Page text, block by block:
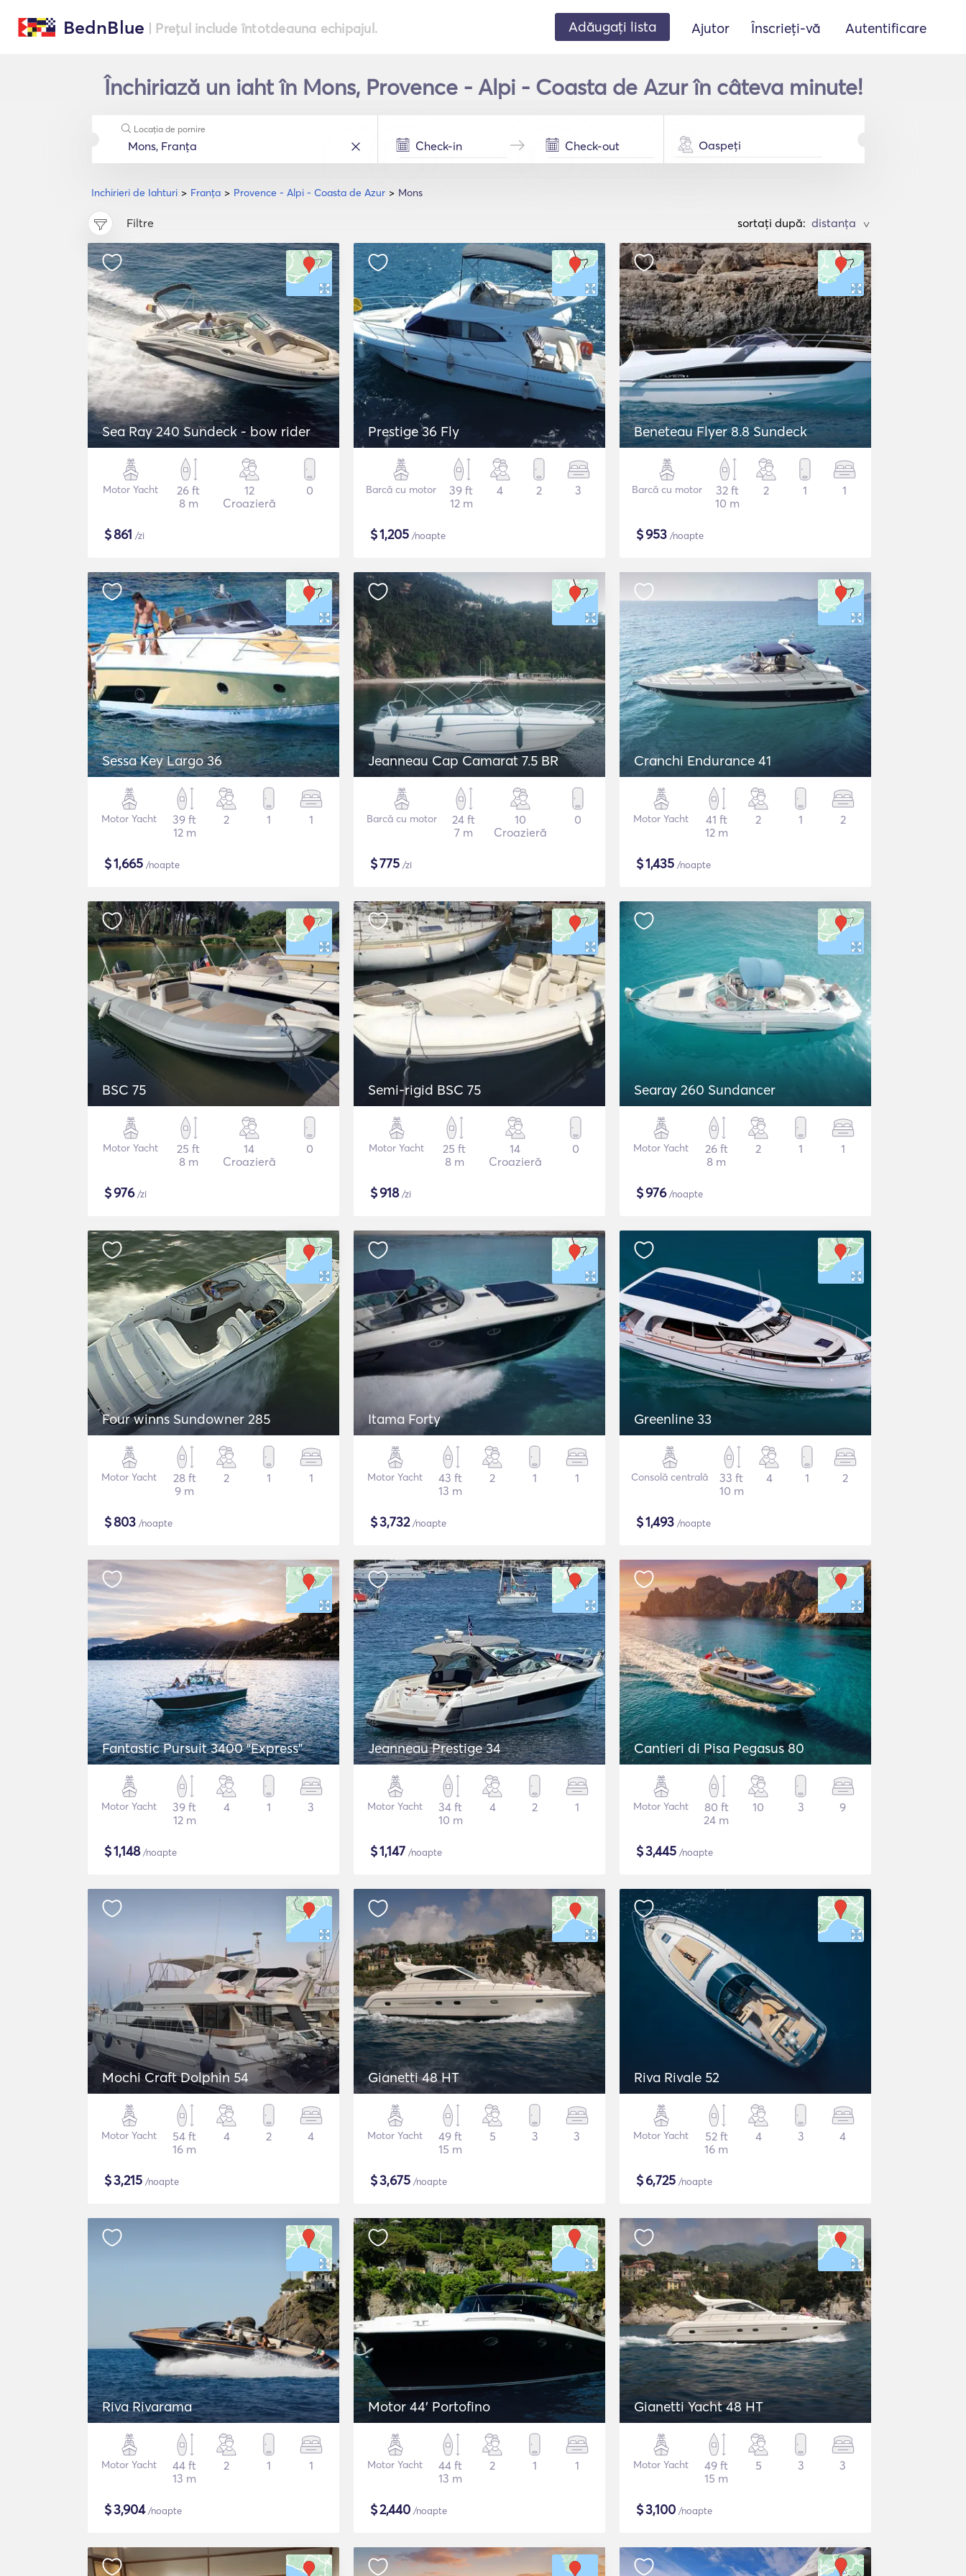
BednBlue | Prețul include întotdeauna echipajul. Adăugați lista Ajutor Înscrieți-vă Autentificare
Închiriază un iaht în Mons, Provence - Alpi - Coasta de Azur în câteva minute!
Inchirieri de Iahturi Franţa Provence - Alpi - Coasta de Azur Mons
Locația de pornire
Oaspeți
Filtre sortați după: >
Sea Ray 240 Sundeck - bow rider
Motor Yacht
26 ft
8 m
12
Croazieră
0
$861 /zi
Prestige 36 Fly
Barcă cu motor
39 ft
12 m
4 2 3
$1,205 /noapte
Beneteau Flyer 8.8 Sundeck
Barcă cu motor
32 ft
10 m
2 1 1
$953 /noapte
Sessa Key Largo 36
Motor Yacht
39 ft
12 m
2 1 1
$1,665 /noapte
Jeanneau Cap Camarat 7.5 BR
Barcă cu motor
24 ft
7 m
10
Croazieră
0
$775 /zi
Cranchi Endurance 41
Motor Yacht
41 ft
12 m
2 1 2
$1,435 /noapte
BSC 75
Motor Yacht
25 ft
8 m
14
Croazieră
0
$976/zi
Semi-rigid BSC 75
Motor Yacht
25 ft
8 m
14
Croazieră
0
$918/zi
Searay 260 Sundancer
Motor Yacht
26 ft
8 m
2 1 1
$976/noapte
Four winns Sundowner 285
Motor Yacht
28 ft
9 m
2 1 1
$803 /noapte
Itama Forty
Motor Yacht
43 ft
13 m
2 1 1
$3,732/noapte
Greenline 33
Consolă centrală
33 ft
10 m
4 1 2
$1,493 /noapte
Fantastic Pursuit 3400 "Express"
Motor Yacht
39 ft
12 m
4 1 3
$1,148/noapte
Jeanneau Prestige 34
Motor Yacht
34 ft
10 m
4 2 1
$1,147 /noapte
Cantieri di Pisa Pegasus 80
Motor Yacht
80 ft
24 m
10 3 9
$3,445 /noapte
Mochi Craft Dolphin 54
Motor Yacht
54 ft
16 m
4 2 4
$3,215 /noapte
Gianetti 48 HT
Motor Yacht
49 ft
15 m
5 3 3
$3,675 /noapte
Riva Rivale 52
Motor Yacht
52 ft
16 m
4 3 4
$6,725 /noapte
Riva Rivarama
Motor Yacht
44 ft
13 m
2 1 1
$3,904/noapte
Motor 44' Portofino
Motor Yacht
44 ft
13 m
2 1 1
$2,440 /noapte
Gianetti Yacht 48 HT
Motor Yacht
49 ft
15 m
5 3 3
$3,100 /noapte